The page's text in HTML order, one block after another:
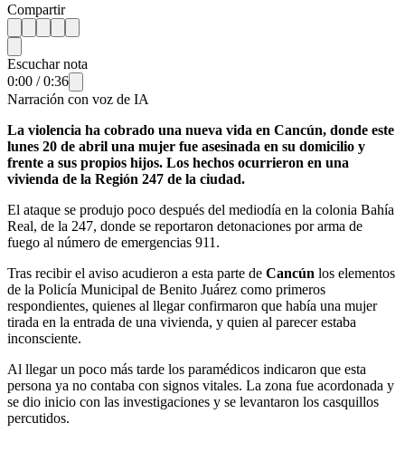
Compartir
Escuchar nota
0:00 /0:36
Narración con voz de IA
La violencia ha cobrado una nueva vida en Cancún, donde este
lunes 20 de abril una mujer fue asesinada en su domicilio y
frente a sus propios hijos. Los hechos ocurrieron en una
vivienda de la Región 247 de la ciudad.
El ataque se produjo poco después del mediodía en la colonia Bahía
Real, de la 247, donde se reportaron detonaciones por arma de
fuego al número de emergencias 911.
Tras recibir el aviso acudieron a esta parte de Cancún los elementos
de la Policía Municipal de Benito Juárez como primeros
respondientes, quienes al llegar confirmaron que había una mujer
tirada en la entrada de una vivienda, y quien al parecer estaba
inconsciente.
Al llegar un poco más tarde los paramédicos indicaron que esta
persona ya no contaba con signos vitales. La zona fue acordonada y
se dio inicio con las investigaciones y se levantaron los casquillos
percutidos.